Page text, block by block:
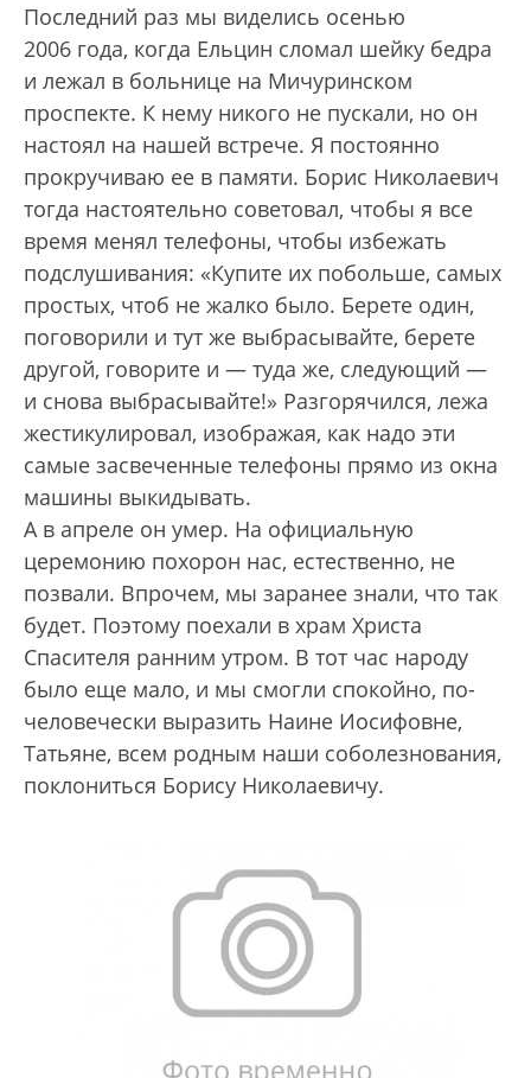
Последний раз мы виделись осенью
2006 года, когда Ельцин сломал шейку бедра
и лежал в больнице на Мичуринском
проспекте. К нему никого не пускали, но он
настоял на нашей встрече. Я постоянно
прокручиваю ее в памяти. Борис Николаевич
тогда настоятельно советовал, чтобы я все
время менял телефоны, чтобы избежать
подслушивания: «Купите их побольше, самых
простых, чтоб не жалко было. Берете один,
поговорили и тут же выбрасывайте, берете
другой, говорите и — туда же, следующий —
и снова выбрасывайте!» Разгорячился, лежа
жестикулировал, изображая, как надо эти
самые засвеченные телефоны прямо из окна
машины выкидывать.
А в апреле он умер. На официальную
церемонию похорон нас, естественно, не
позвали. Впрочем, мы заранее знали, что так
будет. Поэтому поехали в храм Христа
Спасителя ранним утром. В тот час народу
было еще мало, и мы смогли спокойно, по-
человечески выразить Наине Иосифовне,
Татьяне, всем родным наши соболезнования,
поклониться Борису Николаевичу.